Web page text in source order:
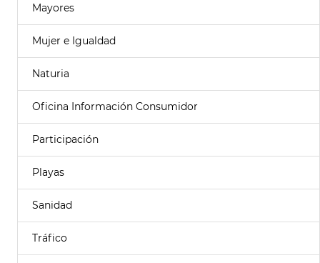
Mayores
Mujer e Igualdad
Naturia
Oficina Información Consumidor
Participación
Playas
Sanidad
Tráfico